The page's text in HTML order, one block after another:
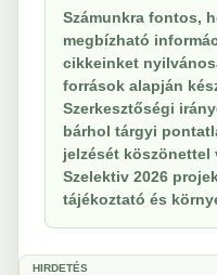
Számunkra fontos,
megbízható
cikkeinket
források alapján
Szerkesztőségi
bárhol tárgyi
jelzését köszönettel
Szelektiv 2026
tájékoztató és
HIRDETÉS